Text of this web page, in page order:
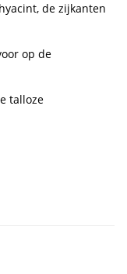
de zijkanten
op de
talloze